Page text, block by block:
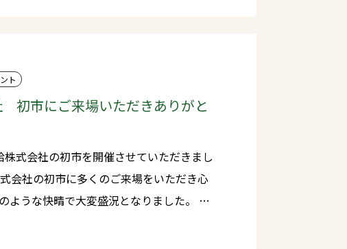
ト
初市にご来場いただきありがと
式会社の初市を開催させていただきまし